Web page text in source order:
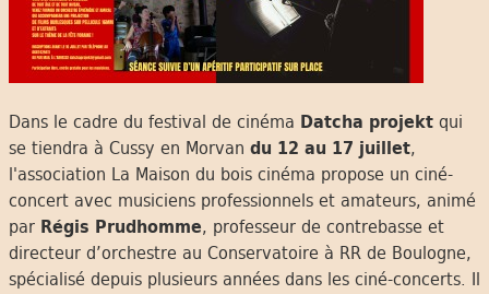
Dans le cadre du festival de cinéma Datcha projekt qui
se tiendra à Cussy en Morvan du 12 au 17 juillet,
l'association La Maison du bois cinéma propose un ciné-
concert avec musiciens professionnels et amateurs, animé
par Régis Prudhomme, professeur de contrebasse et
directeur d’orchestre au Conservatoire à RR de Boulogne,
spécialisé depuis plusieurs années dans les ciné-concerts. Il